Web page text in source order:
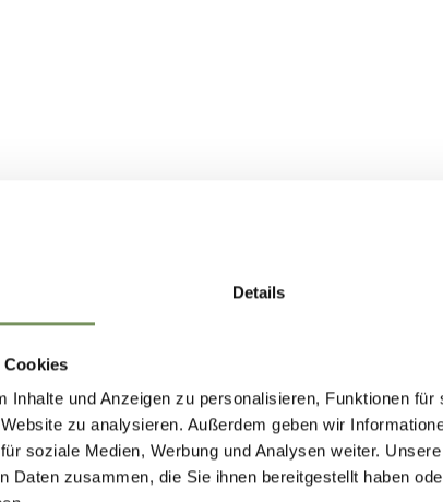
Details
Cookies
Inhalte und Anzeigen zu personalisieren, Funktionen
zu analysieren. Außerdem geben wir
soziale Medien, Werbung und Analysen weiter.
Daten zusammen, die Sie ihnen bereitgestellt haben